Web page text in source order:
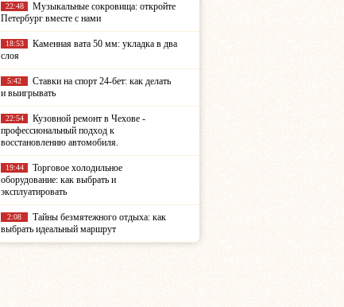
22:48
Музыкальные сокровища: откройте
Петербург вместе с нами
18:53
Каменная вата 50 мм: укладка в два
слоя
5:42
Ставки на спорт 24-бет: как делать
и выигрывать
22:54
Кузовной ремонт в Чехове -
профессиональный подход к
восстановлению автомобиля.
19:44
Торговое холодильное
оборудование: как выбрать и
эксплуатировать
2:08
Тайны безмятежного отдыха: как
выбрать идеальный маршрут